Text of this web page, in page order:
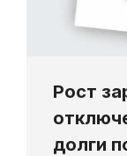
Рост
долги